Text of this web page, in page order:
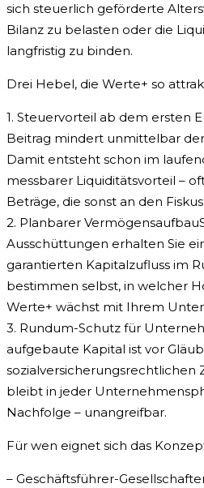
sich steuerlich geförderte
Bilanz zu belasten oder die
langfristig zu binden.
Drei Hebel, die Werte+ so
1. Steuervorteil ab dem ersten
Beitrag mindert unmittelbar
Damit entsteht schon im
messbarer Liquiditätsvorteil –
Beträge, die sonst an den
2. Planbarer
Ausschüttungen erhalten Sie
garantierten Kapitalzufluss im
bestimmen selbst, in welcher
Werte+ wächst mit Ihrem
3. Rundum-Schutz für
aufgebaute Kapital ist vor
sozialversicherungsrechtlichen
bleibt in jeder
Nachfolge – unangreifbar.
Für wen eignet sich das
– Geschäftsführer-